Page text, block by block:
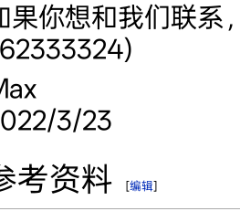
果你想和我们联系
3/23
考资料 [编辑]